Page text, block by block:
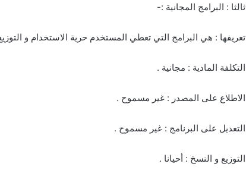
ثالثا : البرامج المجانية :-
تعريفها : هي البرامج التي تعطي المستخدم حرية الاستخدام و
التكلفة المادية : مجانية .
الاطلاع على المصدر : غير مسموح .
التعديل على البرنامج : غير مسموح .
التوزيع و النسخ : أحيانا .